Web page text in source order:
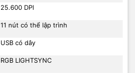
25.600 DPI
11 nút có thể lập trình
USB có dây
RGB LIGHTSYNC